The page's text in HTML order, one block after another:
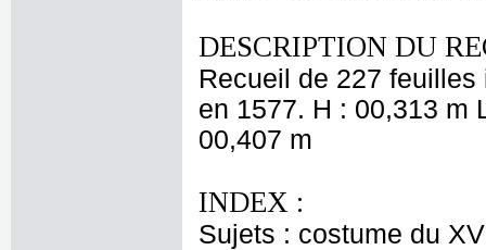
DESCRIPTION DU
Recueil de 227
en 1577. H : 00,313 m
00,407 m
INDEX :
Sujets : costume du